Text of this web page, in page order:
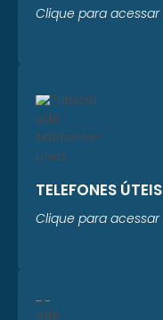
Clique para acessar
TELEFONES ÚTEIS
Clique para acessar